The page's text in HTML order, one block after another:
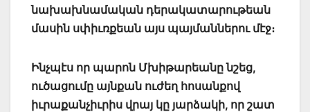
նախախնամական դերակատարութեան
մասին սփիւռքեան այս պայմաններու մէջ։
Ինչպէս որ պարոն Մխիթարեանը նշեց,
ուծացումը այնքան ուժեղ հոսանքով
իւրաքանչիւրիս վրայ կը յարձակի, որ շատ